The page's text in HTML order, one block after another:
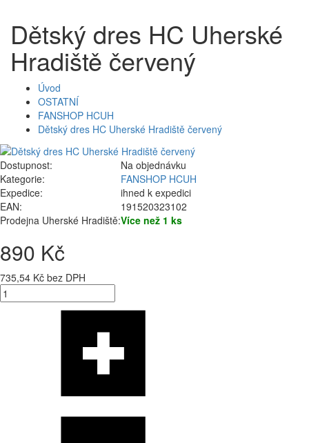
Dětský dres HC Uherské
Hradiště červený
Úvod
OSTATNÍ
FANSHOP HCUH
Dětský dres HC Uherské Hradiště červený
Dostupnost:
Na objednávku
Kategorie:
FANSHOP HCUH
Expedice:
ihned k expedici
EAN:
191520323102
Prodejna Uherské Hradiště:Více než 1 ks
890 Kč
735,54 Kč bez DPH